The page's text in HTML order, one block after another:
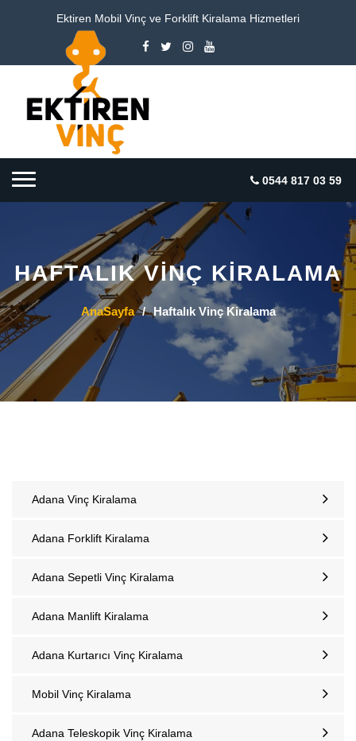
Ektiren Mobil Vinç ve Forklift Kiralama Hizmetleri
0544 817 03 59
HAFTALIK VINÇ KIRALAMA
AnaSayfa / Haftalık Vinç Kiralama
Adana Vinç Kiralama
Adana Forklift Kiralama
Adana Sepetli Vinç Kiralama
Adana Manlift Kiralama
Adana Kurtarıcı Vinç Kiralama
Mobil Vinç Kiralama
Adana Teleskopik Vinç Kiralama